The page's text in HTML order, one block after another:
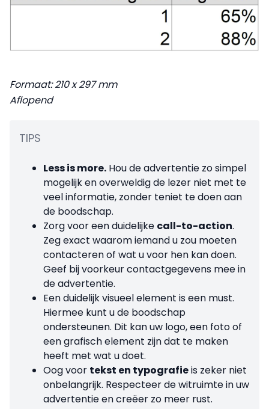
Formaat: 210 x 297 mm
Aflopend
TIPS
Less is more. Hou de advertentie zo simpel
mogelijk en overweldig de lezer niet met te
veel informatie, zonder teniet te doen aan
de boodschap.
Zorg voor een duidelijke call-to-action.
Zeg exact waarom iemand u zou moeten
contacteren of wat u voor hen kan doen.
Geef bij voorkeur contactgegevens mee in
de advertentie.
Een duidelijk visueel element is een must.
Hiermee kunt u de boodschap
ondersteunen. Dit kan uw logo, een foto of
een grafisch element zijn dat te maken
heeft met wat u doet.
Oog voor tekst en typografieis zeker niet
onbelangrijk. Respecteer de witruimte in uw
advertentie en creëer zo meer rust.